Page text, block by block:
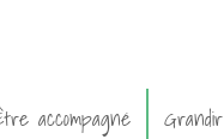
accompagné Grandir